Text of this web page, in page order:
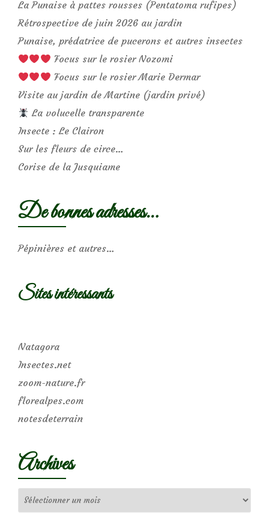
La Punaise à pattes rousses (Pentatoma rufipes)
Rétrospective de juin 2026 au jardin
Punaise, prédatrice de pucerons et autres insectes
Focus sur le rosier Nozomi
Focus sur le rosier Marie Dermar
Visite au jardin de Martine (jardin privé)
La volucelle transparente
Insecte : Le Clairon
Sur les fleurs de circe…
Corise de la Jusquiame
De bonnes adresses…
Pépinières et autres…
Sites intéressants
Natagora
Insectes.net
zoom-nature.fr
florealpes.com
notesdeterrain
Archives